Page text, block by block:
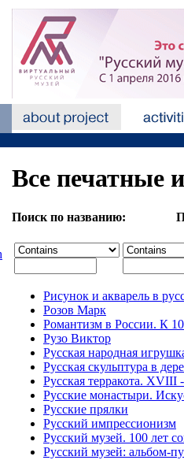
Все печатные
Поиск по названию:
Рисунок и акварель в
Розов Марк
Романтизм в России. К
Рузо Виктор
Русская народная
Русская скульптура в
Русская терракота.
Русские монастыри.
Русские прялки
Русский импрессионизм
Русский музей. 100 лет
Русский музей: альбом-